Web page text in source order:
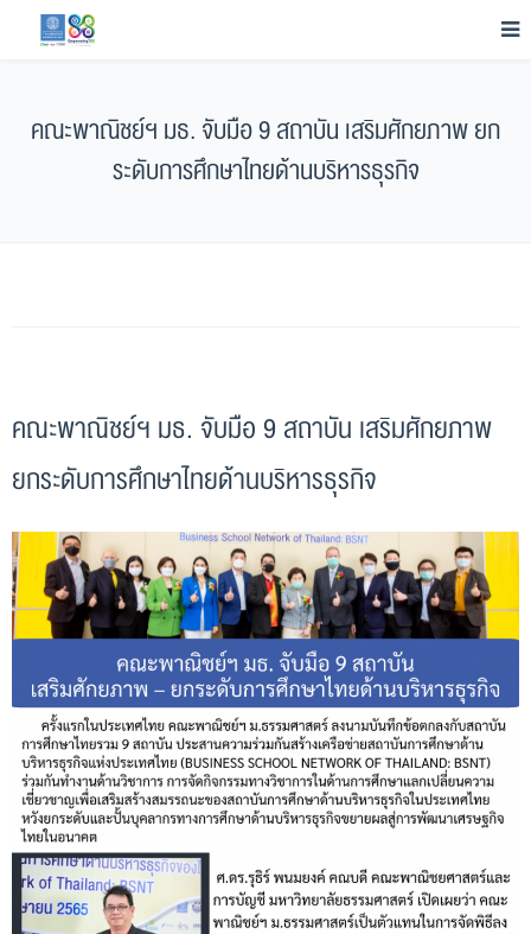
คณะพาณิชย์ฯ มธ. จับมือ 9 สถาบัน เสริมศักยภาพ ยก
ระดับการศึกษาไทยด้านบริหารธุรกิจ
คณะพาณิชย์ฯ มธ. จับมือ 9 สถาบัน เสริมศักยภาพ
ยกระดับการศึกษาไทยด้านบริหารธุรกิจ